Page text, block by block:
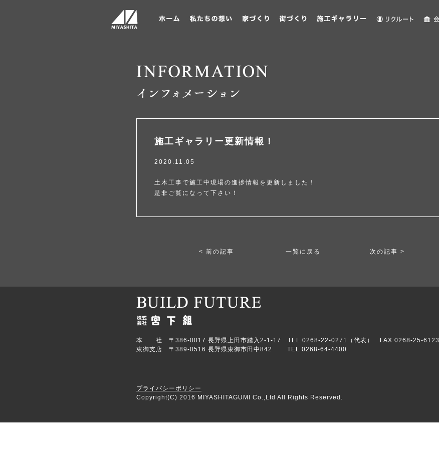
施工ギャラリー更新情報！
2020.11.05
土木工事で施工中現場の進捗情報を更新しました！
是非ご覧になって下さい！
< 前の記事 一覧に戻る 次の記事 >
本 社 〒386-0017 長野県上田市踏入2-1-17 TEL 0268-22-0271（代表） FAX 0268-25-6123
東御支店 〒389-0516 長野県東御市田中842 TEL 0268-64-4400
プライバシーポリシー
Copyright(C) 2016 MIYASHITAGUMI Co.,Ltd All Rights Reserved.